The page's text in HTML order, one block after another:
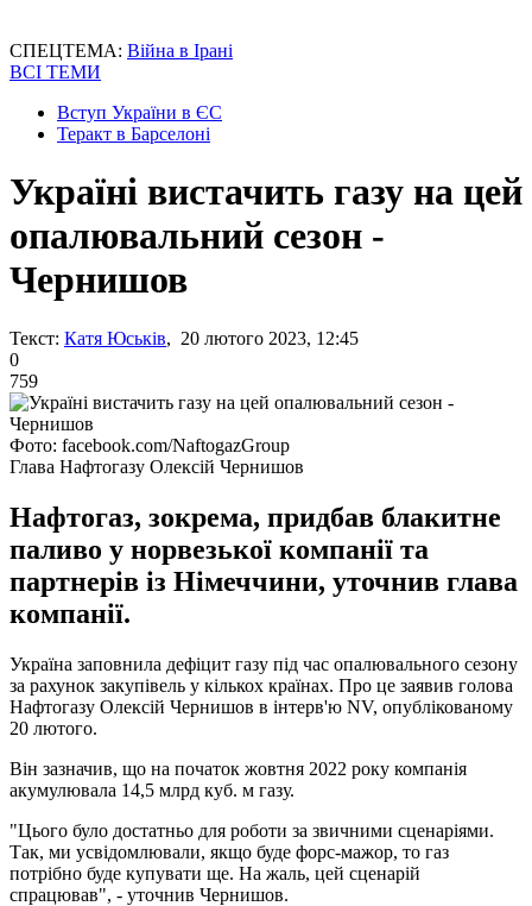
СПЕЦТЕМА: Війна в Ірані
ВСІ ТЕМИ
Вступ України в ЄС
Теракт в Барселоні
Україні вистачить газу на цей
опалювальний сезон -
Чернишов
Текст: Катя Юськів, 20 лютого 2023, 12:45
0
759
Фото: facebook.com/NaftogazGroup
Глава Нафтогазу Олексій Чернишов
Нафтогаз, зокрема, придбав блакитне
паливо у норвезької компанії та
партнерів із Німеччини, уточнив глава
компанії.
Україна заповнила дефіцит газу під час опалювального сезону
за рахунок закупівель у кількох країнах. Про це заявив голова
Нафтогазу Олексій Чернишов в інтерв'ю NV, опублікованому
20 лютого.
Він зазначив, що на початок жовтня 2022 року компанія
акумулювала 14,5 млрд куб. м газу.
"Цього було достатньо для роботи за звичними сценаріями.
Так, ми усвідомлювали, якщо буде форс-мажор, то газ
потрібно буде купувати ще. На жаль, цей сценарій
спрацював", - уточнив Чернишов.